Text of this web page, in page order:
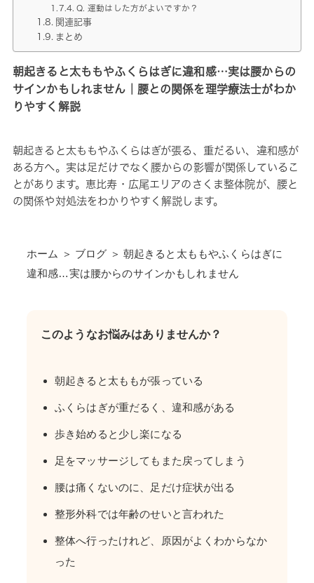
Q. 運動はした方がよいですか？
関連記事
まとめ
朝起きると太ももやふくらはぎに違和感…実は腰からの
サインかもしれません｜腰との関係を理学療法士がわか
りやすく解説
朝起きると太ももやふくらはぎが張る、重だるい、違和感が
ある方へ。実は足だけでなく腰からの影響が関係しているこ
とがあります。恵比寿・広尾エリアのさくま整体院が、腰と
の関係や対処法をわかりやすく解説します。
ホーム ＞ ブログ ＞ 朝起きると太ももやふくらはぎに
違和感…実は腰からのサインかもしれません
このようなお悩みはありませんか？
朝起きると太ももが張っている
ふくらはぎが重だるく、違和感がある
歩き始めると少し楽になる
足をマッサージしてもまた戻ってしまう
腰は痛くないのに、足だけ症状が出る
整形外科では年齢のせいと言われた
整体へ行ったけれど、原因がよくわからなか
った